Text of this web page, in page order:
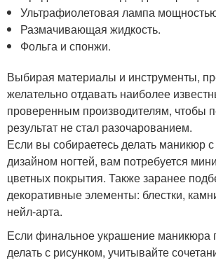
Ультрафиолетовая лампа
Размачивающая жидкость.
Фольга и спонжи.
Выбирая материалы и инструменты,
желательно отдавать наиболее
проверенным производителям, чтобы
результат не стал разочарованием.
Если вы собираетесь делать маникюр
дизайном ногтей, вам потребуется
цветных покрытия. Также заранее
декоративные элементы: блестки,
нейл-арта.
Если финальное украшение маникюра
делать с рисунком, учитывайте